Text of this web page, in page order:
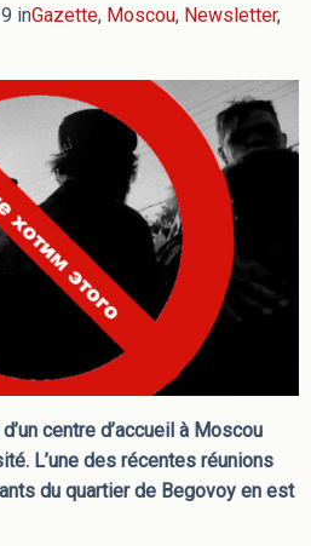
inGazette, Moscou, Newsletter,
centre d’accueil à Moscou
L’une des récentes réunions
du quartier de Begovoy en est